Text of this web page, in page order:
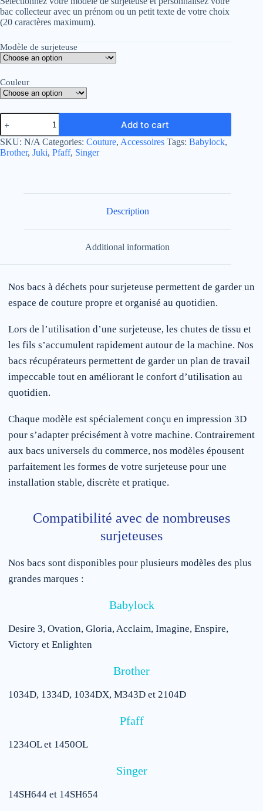
bac collecteur avec un prénom ou un petit texte de votre choix
(20 caractères maximum).
Modèle de surjeteuse
Couleur
Bac
collecteur
déchets
surjeteuse
quantity
Add to cart
SKU: N/A Categories: Couture, Accessoires Tags: Babylock,
Brother, Juki, Pfaff, Singer
Description
Additional information
Nos bacs à déchets pour surjeteuse permettent de garder un
espace de couture propre et organisé au quotidien.
Lors de l’utilisation d’une surjeteuse, les chutes de tissu et
les fils s’accumulent rapidement autour de la machine. Nos
bacs récupérateurs permettent de garder un plan de travail
impeccable tout en améliorant le confort d’utilisation au
quotidien.
Chaque modèle est spécialement conçu en impression 3D
pour s’adapter précisément à votre machine. Contrairement
aux bacs universels du commerce, nos modèles épousent
parfaitement les formes de votre surjeteuse pour une
installation stable, discrète et pratique.
Compatibilité avec de nombreuses
surjeteuses
Nos bacs sont disponibles pour plusieurs modèles des plus
grandes marques :
Babylock
Desire 3, Ovation, Gloria, Acclaim, Imagine, Enspire,
Victory et Enlighten
Brother
1034D, 1334D, 1034DX, M343D et 2104D
Pfaff
1234OL et 1450OL
Singer
14SH644 et 14SH654